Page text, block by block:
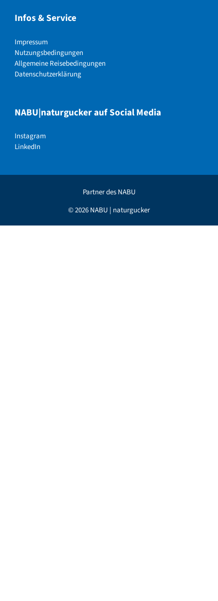
Infos & Service
Impressum
Nutzungsbedingungen
Allgemeine Reisebedingungen
Datenschutzerklärung
NABU|naturgucker auf Social Media
Instagram
LinkedIn
Partner des NABU
© 2026 NABU | naturgucker